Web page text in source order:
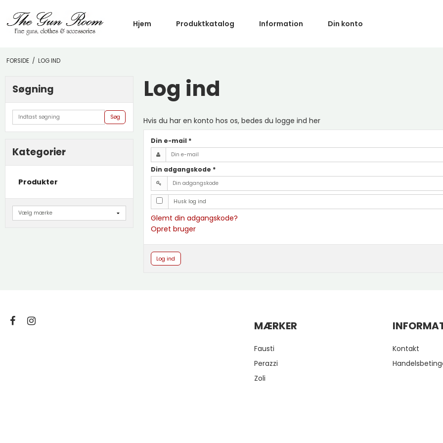
Hjem Produktkatalog Information Din konto
FORSIDE / LOG IND
Søgning
Søg
Kategorier
Produkter
Log ind
Hvis du har en konto hos os, bedes du logge ind her
Din e-mail *
Din adgangskode *
Husk log ind
Glemt din adgangskode?
Opret bruger
Log ind
MÆRKER
Fausti
Perazzi
Zoli
Kontakt